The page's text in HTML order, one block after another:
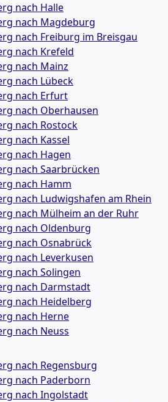
nach Halle
nach Magdeburg
nach Freiburg im Breisgau
nach Krefeld
nach Mainz
nach Lübeck
nach Erfurt
nach Oberhausen
nach Rostock
nach Kassel
nach Hagen
nach Saarbrücken
nach Hamm
nach Ludwigshafen am Rhein
nach Mülheim an der Ruhr
nach Oldenburg
nach Osnabrück
nach Leverkusen
nach Solingen
nach Darmstadt
nach Heidelberg
nach Herne
nach Neuss
nach Regensburg
nach Paderborn
nach Ingolstadt